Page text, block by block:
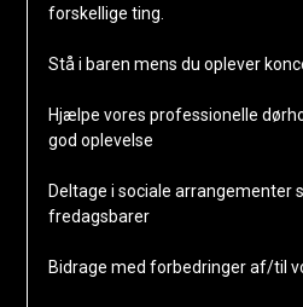
forskellige ting.
Stå i baren mens du oplever
Hjælpe vores professionelle
god oplevelse
Deltage i sociale arrangementer
fredagsbarer
Bidrage med forbedringer af/til